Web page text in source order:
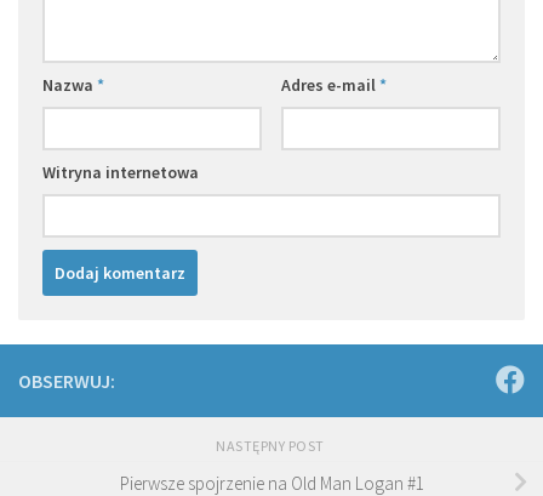
Nazwa * Adres e-mail*
Witryna internetowa
OBSERWUJ:
NASTĘPNY POST
Pierwsze spojrzenie na Old Man Logan #1